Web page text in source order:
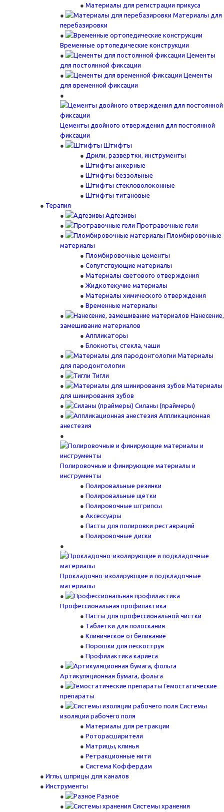
Материалы для регистрации прикуса
Материалы для
перебазировки
Временные ортопедические конструкции
Цементы
для постоянной фиксации
Цементы
для временной фиксации
Цементы двойного отверждения для постоянной
фиксации
Штифты
Дрили, развертки, инструменты
Штифты анкерные
Штифты беззольные
Штифты стекловолоконные
Штифты титановые
Терапия
Адгезивы
Протравочные гели
Пломбировочные
материалы
Пломбировочные цементы
Сопутствующие материалы
Материалы светового отверждения
Жидкотекучие материалы
Материалы химического отверждения
Временные материалы
Нанесение,
замешивание материалов
Аппликаторы
Блокноты, стекла, чаши
Материалы
для пародонтологии
Тигли
Материалы
для шинирования зубов
Силаны (праймеры)
Аппликационная
анестезия
Полировочные и финирующие материалы и
инструменты
Полировальные резинки
Полировальные щетки
Полировочные штрипсы
Аксессуары
Пасты для полировки реставраций
Полировочные диски
Прокладочно-изолирующие и подкладочные
материалы
Профессиональная профилактика
Пасты для профессиональной чистки
Таблетки для полоскания
Клиническое отбеливание
Порошки для пескоструя
Профилактика кариеса
Артикуляционная бумага, фольга
Гемостатические
препараты
Системы
изоляции рабочего поля
Материалы для ретракции
Роторасширители
Матрицы, клинья
Ретракционные нити
Система Коффердам
Иглы, шприцы для каналов
Инструменты
Разное
Системы хранения